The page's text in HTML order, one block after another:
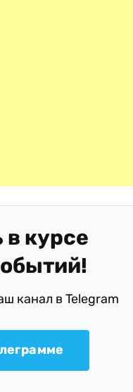
в курсе
канал в Telegram